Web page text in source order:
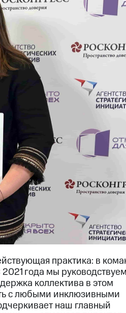
практика: в
года мы
коллектива в этом
с любыми инклюзивными
наш главный